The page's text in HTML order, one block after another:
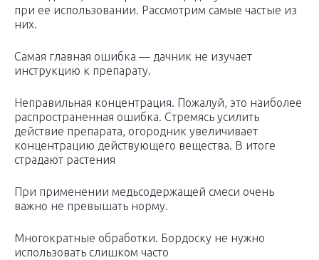
при ее использовании. Рассмотрим самые частые из
них.
Самая главная ошибка — дачник не изучает
инструкцию к препарату.
Неправильная концентрация. Пожалуй, это наиболее
распространенная ошибка. Стремясь усилить
действие препарата, огородник увеличивает
концентрацию действующего вещества. В итоге
страдают растения
При применении медьсодержащей смеси очень
важно не превышать норму.
Многократные обработки. Бордоску не нужно
использовать слишком часто